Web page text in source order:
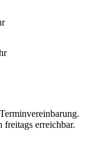
erreichbar.